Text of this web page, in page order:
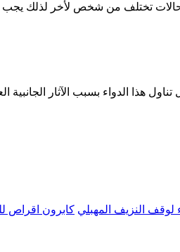
تختلف من شخص لأخر لذلك
لوقف النزيف المهبلي كابرون اقراص